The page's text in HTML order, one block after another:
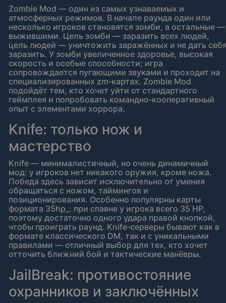
Zombie Mod — один из самых узнаваемых и
атмосферных режимов. В начале раунда один или
несколько игроков становятся зомби, а остальные —
выжившими. Цель зомби — заразить всех людей,
цель людей — уничтожить заражённых и не дать
заразить. У зомби увеличенное здоровье, высокая
скорость и особые способности; игра
сопровождается пугающими звуками и проходит на
специализированных zm‑картах. Zombie Mod
подойдёт тем, кто хочет уйти от стандартного
геймплея и попробовать командно‑кооперативный
опыт с элементами хоррора.
Knife: только нож и
мастерство
Knife — минималистичный, но очень динамичный
мод: у игроков нет никакого оружия, кроме ножа.
Победа здесь зависит исключительно от умения
обращаться с ножом, таймингов и
позиционирования. Особенно популярны карты
формата 35hp_: при спавне у игрока всего 35 HP,
поэтому достаточно одного удара правой кнопкой,
чтобы проиграть раунд. Knife‑серверы бывают как в
формате классического DM, так и с уникальными
правилами — отличный выбор для тех, кто хочет
отточить ближний бой и тактические манёвры.
JailBreak: противостояние
охранников и заключённых